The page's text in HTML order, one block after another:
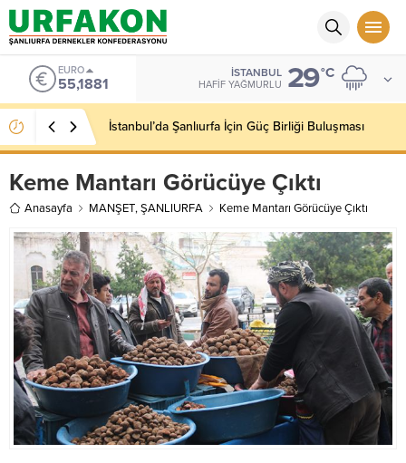
ALTIN
6.660,55
İSTANBUL
HAFIF YAĞMURLU 29°C
Kaymakamımız Sayın Niyazi Erten’e Hayırlı Olsun
Ziyareti Gerçekleştirdik
Keme Mantarı Görücüye Çıktı
Anasayfa MANŞET,ŞANLIURFA Keme Mantarı Görücüye Çıktı